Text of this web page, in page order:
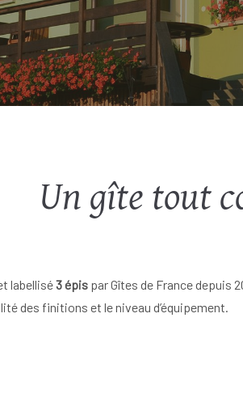
Un gîte tout
labellisé3 épis par Gîtes de France depuis
des finitions et le niveau d’équipement.